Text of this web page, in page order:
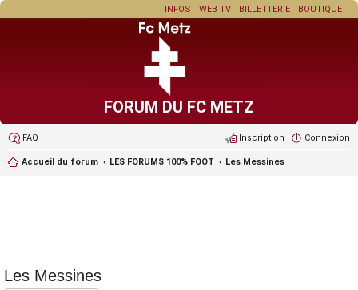
BOUTIQUE
BILLETTERIE
WEB TV
INFOS
FORUM DU FC METZ
FAQ Connexion
Inscription
Accueil du forum LES FORUMS 100% FOOT Les Messines
Les Messines